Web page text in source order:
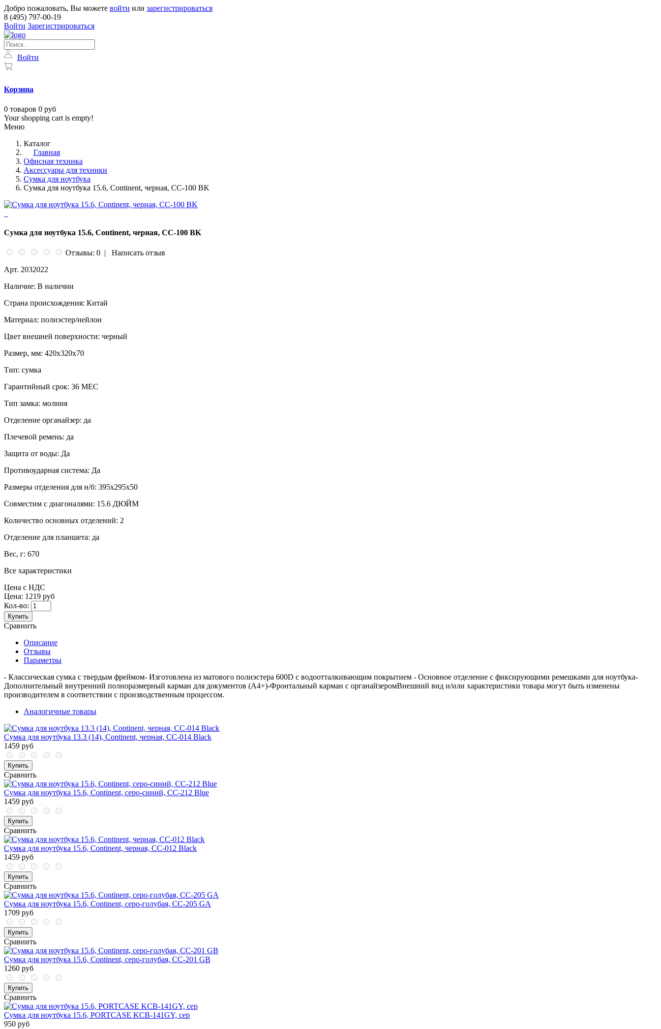
Добро пожаловать, Вы можете войти или зарегистрироваться
8 (495) 797-00-19
Войти Зарегистрироваться
Войти
Корзина
0 товаров 0 руб
Your shopping cart is empty!
Меню
Каталог
Главная
Офисная техника
Аксессуары для техники
Сумка для ноутбука
Сумка для ноутбука 15.6, Continent, черная, CC-100 BK
Сумка для ноутбука 15.6, Continent, черная, CC-100 BK
Отзывы: 0 |
Написать отзыв
Арт. 2032022
Наличие: В наличии
Страна происхождения: Китай
Материал: полиэстер/нейлон
Цвет внешней поверхности: черный
Размер, мм: 420x320x70
Тип: сумка
Гарантийный срок: 36 МЕС
Тип замка: молния
Отделение органайзер: да
Плечевой ремень: да
Защита от воды: Да
Противоударная система: Да
Размеры отделения для н/б: 395x295x50
Совместим с диагоналями: 15.6 ДЮЙМ
Количество основных отделений: 2
Отделение для планшета: да
Вес, г: 670
Все характеристики
Цена с НДС
Цена: 1219 руб
Кол-во:
Купить
Сравнить
Описание
Отзывы
Параметры
- Классическая сумка с твердым фреймом- Изготовлена из матового полиэстера 600D с водоотталкивающим покрытием - Основное отделение с фиксирующими ремешками для ноутбука-
Дополнительный внутренний полноразмерный карман для документов (А4+)-Фронтальный карман с органайзеромВнешний вид и/или характеристики товара могут быть изменены
производителем в соответствии с производственным процессом.
Аналогичные товары
Сумка для ноутбука 13.3 (14), Continent, черная, CC-014 Black
1459 руб
Купить
Сравнить
Сумка для ноутбука 15.6, Continent, серо-синий, CC-212 Blue
1459 руб
Купить
Сравнить
Сумка для ноутбука 15.6, Continent, черная, СС-012 Black
1459 руб
Купить
Сравнить
Сумка для ноутбука 15.6, Continent, серо-голубая, CC-205 GA
1709 руб
Купить
Сравнить
Сумка для ноутбука 15.6, Continent, серо-голубая, CC-201 GB
1260 руб
Купить
Сравнить
Сумка для ноутбука 15.6, PORTCASE KCB-141GY, сер
950 руб